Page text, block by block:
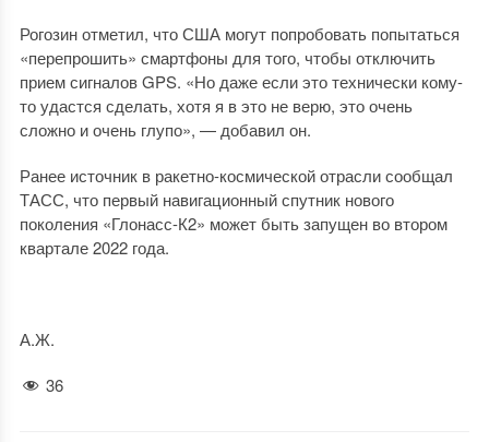
Рогозин отметил, что США могут попробовать попытаться
«перепрошить» смартфоны для того, чтобы отключить
прием сигналов GPS. «Но даже если это технически кому-
то удастся сделать, хотя я в это не верю, это очень
сложно и очень глупо», — добавил он.
Ранее источник в ракетно-космической отрасли сообщал
ТАСС, что первый навигационный спутник нового
поколения «Глонасс-К2» может быть запущен во втором
квартале 2022 года.
А.Ж.
36